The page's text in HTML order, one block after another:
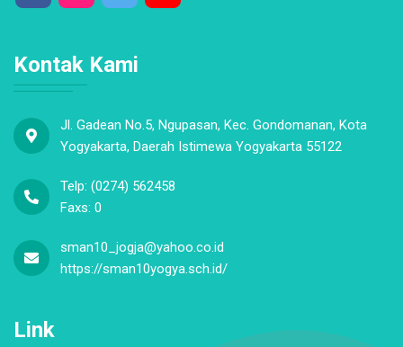
Kontak Kami
Jl. Gadean No.5, Ngupasan, Kec. Gondomanan, Kota
Yogyakarta, Daerah Istimewa Yogyakarta 55122
Telp: (0274) 562458
Faxs: 0
sman10_jogja@yahoo.co.id
https://sman10yogya.sch.id/
Link